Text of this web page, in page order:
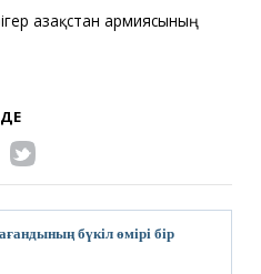
Қазақстан армиясының
бүкіл өмірі бір